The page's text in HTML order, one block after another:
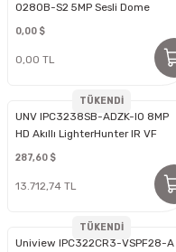
0280B-S2 5MP Sesli Dome
0,00 $
0,00 TL
TÜKENDİ
UNV IPC3238SB-ADZK-I0 8MP
HD Akıllı LighterHunter IR VF
Dome Ağ Kamerası
287,60 $
13.712,74 TL
TÜKENDİ
Uniview IPC322CR3-VSPF28-A